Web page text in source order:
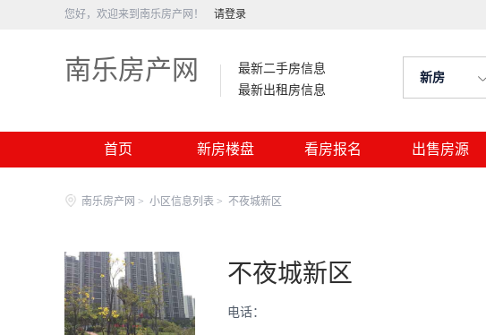
您好，欢迎来到南乐房产网！ 请登录
南乐房产网
最新二手房信息
最新出租房信息
新房
首页 新房楼盘 看房报名 出售房源
南乐房产网 > 小区信息列表 > 不夜城新区
不夜城新区
电话：